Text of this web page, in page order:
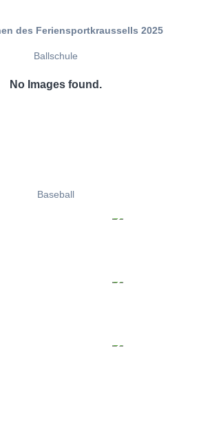
des Feriensportkraussells 2025
Ballschule
No Images found.
Baseball